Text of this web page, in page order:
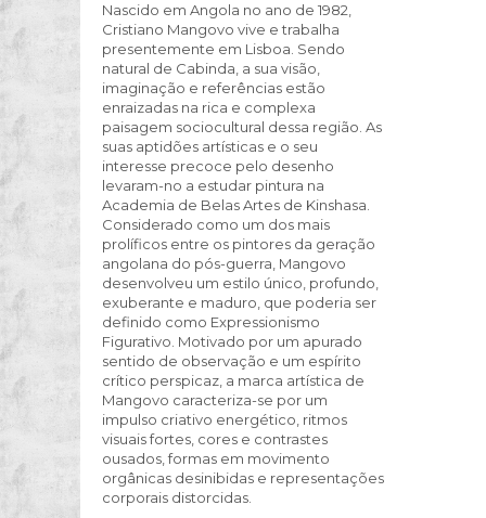
Nascido em Angola no ano de 1982,
Cristiano Mangovo vive e trabalha
presentemente em Lisboa. Sendo
natural de Cabinda, a sua visão,
imaginação e referências estão
enraizadas na rica e complexa
paisagem sociocultural dessa região. As
suas aptidões artísticas e o seu
interesse precoce pelo desenho
levaram-no a estudar pintura na
Academia de Belas Artes de Kinshasa.
Considerado como um dos mais
prolíficos entre os pintores da geração
angolana do pós-guerra, Mangovo
desenvolveu um estilo único, profundo,
exuberante e maduro, que poderia ser
definido como Expressionismo
Figurativo. Motivado por um apurado
sentido de observação e um espírito
crítico perspicaz, a marca artística de
Mangovo caracteriza-se por um
impulso criativo energético, ritmos
visuais fortes, cores e contrastes
ousados, formas em movimento
orgânicas desinibidas e representações
corporais distorcidas.